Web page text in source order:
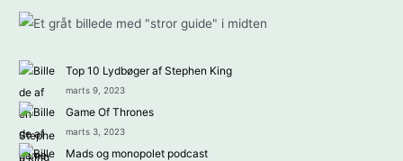
på
Top 10 Lydbøger af Stephen King
marts 9, 2023
Game Of Thrones
marts 3, 2023
Mads og monopolet podcast